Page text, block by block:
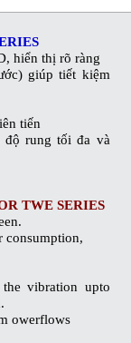
hiển thị rõ ràng
giúp tiết kiệm
tiến
độ rung tối đa và
TWE SERIES
consumption,
the vibration upto
owerflows